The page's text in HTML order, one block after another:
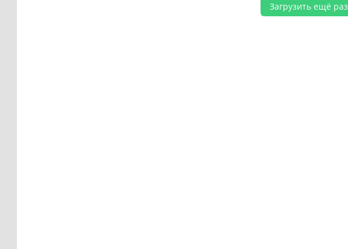
Загрузить ещё раз